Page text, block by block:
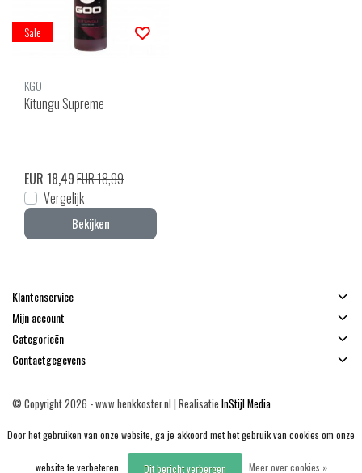
Sale
KGO
Kitungu Supreme
EUR 18,49EUR 18,99
Vergelijk
Bekijken
Klantenservice
Mijn account
Categorieën
Contactgegevens
© Copyright 2026 - www.henkkoster.nl | Realisatie InStijl Media
Door het gebruiken van onze website, ga je akkoord met het gebruik van cookies om onze
website te verbeteren. Dit bericht verbergen Meer over cookies »